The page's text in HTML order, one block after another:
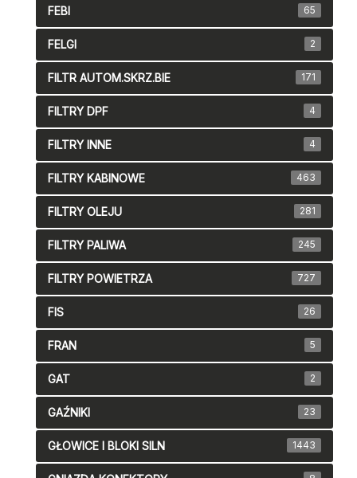
FEBI 65
FELGI 2
FILTR AUTOM.SKRZ.BIE 171
FILTRY DPF 4
FILTRY INNE 4
FILTRY KABINOWE 463
FILTRY OLEJU 281
FILTRY PALIWA 245
FILTRY POWIETRZA 727
FIS 26
FRAN 5
GAT 2
GAŹNIKI 23
GŁOWICE I BLOKI SILN 1443